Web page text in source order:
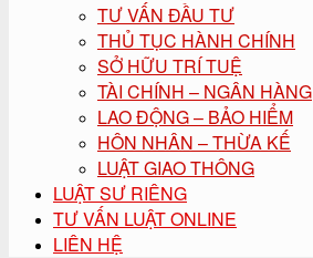
TƯ VẤN ĐẦU TƯ
THỦ TỤC HÀNH CHÍNH
SỞ HỮU TRÍ TUỆ
TÀI CHÍNH – NGÂN HÀNG
LAO ĐỘNG – BẢO HIỂM
HÔN NHÂN – THỪA KẾ
LUẬT GIAO THÔNG
LUẬT SƯ RIÊNG
TƯ VẤN LUẬT ONLINE
LIÊN HỆ